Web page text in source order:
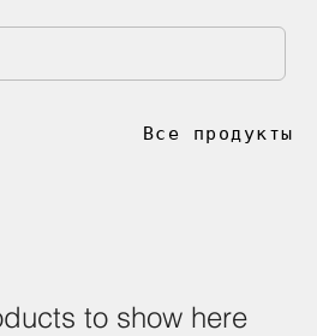
Все продукты
to show here